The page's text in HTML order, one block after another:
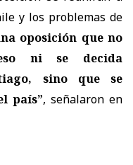
y los problemas de
oposición que no
ni se decida
sino que se
país”, señalaron en